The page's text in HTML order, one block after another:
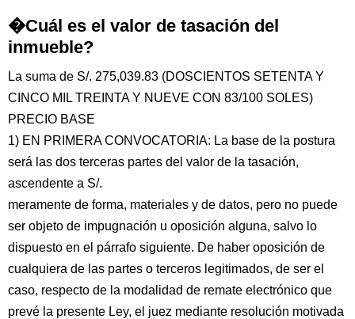
�Cuál es el valor de tasación del
inmueble?
La suma de S/. 275,039.83 (DOSCIENTOS SETENTA Y
CINCO MIL TREINTA Y NUEVE CON 83/100 SOLES)
PRECIO BASE
1) EN PRIMERA CONVOCATORIA: La base de la postura
será las dos terceras partes del valor de la tasación,
ascendente a S/.
meramente de forma, materiales y de datos, pero no puede
ser objeto de impugnación u oposición alguna, salvo lo
dispuesto en el párrafo siguiente. De haber oposición de
cualquiera de las partes o terceros legitimados, de ser el
caso, respecto de la modalidad de remate electrónico que
prevé la presente Ley, el juez mediante resolución motivada